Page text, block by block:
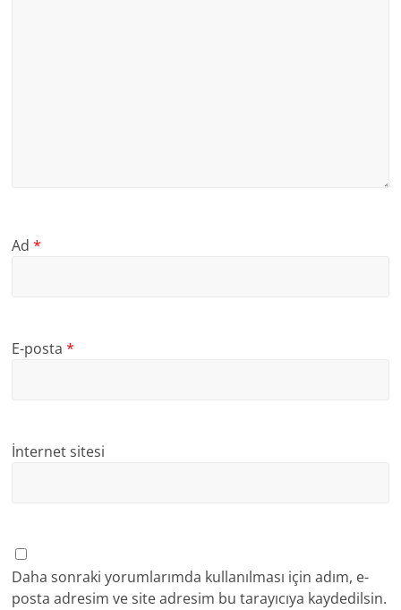
Ad*
E-posta*
İnternet sitesi
Daha sonraki yorumlarımda kullanılması için adım, e-
posta adresim ve site adresim bu tarayıcıya kaydedilsin.